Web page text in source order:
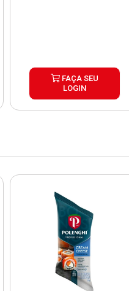
FAÇA SEU
LOGIN